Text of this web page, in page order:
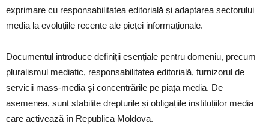
exprimare cu responsabilitatea editorială și adaptarea sectorului
media la evoluțiile recente ale pieței informaționale.
Documentul introduce definiții esențiale pentru domeniu, precum
pluralismul mediatic, responsabilitatea editorială, furnizorul de
servicii mass-media și concentrările pe piața media. De
asemenea, sunt stabilite drepturile și obligațiile instituțiilor media
care activează în Republica Moldova.